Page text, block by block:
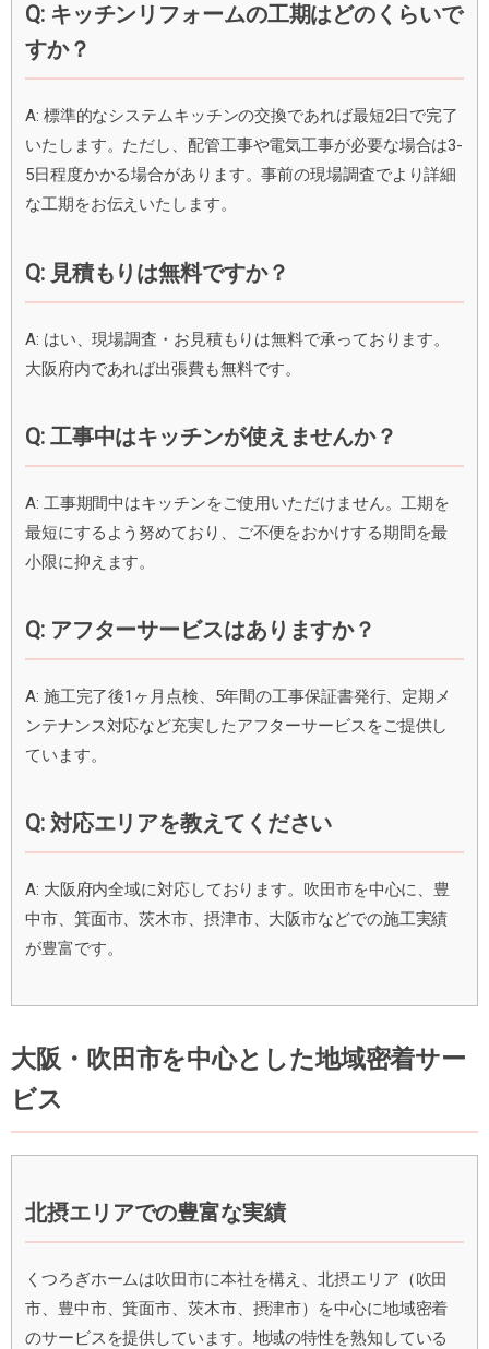
Q: キッチンリフォームの工期はどのくらいで
すか？
A: 標準的なシステムキッチンの交換であれば最短2日で完了
いたします。ただし、配管工事や電気工事が必要な場合は3-
5日程度かかる場合があります。事前の現場調査でより詳細
な工期をお伝えいたします。
Q: 見積もりは無料ですか？
A: はい、現場調査・お見積もりは無料で承っております。
大阪府内であれば出張費も無料です。
Q: 工事中はキッチンが使えませんか？
A: 工事期間中はキッチンをご使用いただけません。工期を
最短にするよう努めており、ご不便をおかけする期間を最
小限に抑えます。
Q: アフターサービスはありますか？
A: 施工完了後1ヶ月点検、5年間の工事保証書発行、定期メ
ンテナンス対応など充実したアフターサービスをご提供し
ています。
Q: 対応エリアを教えてください
A: 大阪府内全域に対応しております。吹田市を中心に、豊
中市、箕面市、茨木市、摂津市、大阪市などでの施工実績
が豊富です。
大阪・吹田市を中心とした地域密着サー
ビス
北摂エリアでの豊富な実績
くつろぎホームは吹田市に本社を構え、北摂エリア（吹田
市、豊中市、箕面市、茨木市、摂津市）を中心に地域密着
のサービスを提供しています。地域の特性を熟知している